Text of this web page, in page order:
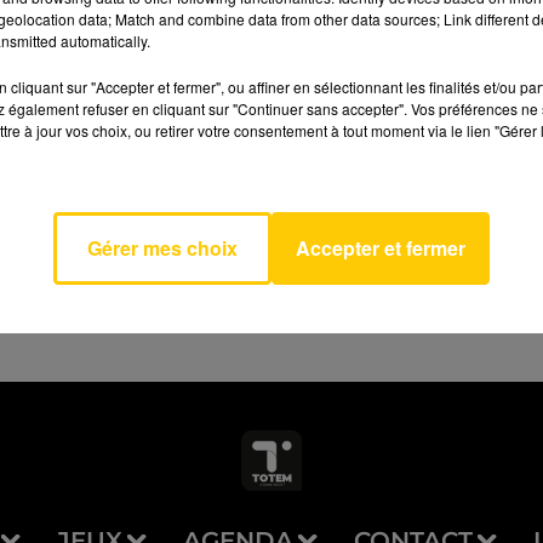
AVEYRON NORD
data; Match and combine data from other data sources; Link different
automatically.
cliquant sur "Accepter et fermer", ou affiner en sélectionnant les finalités et/ou
également refuser en cliquant sur "Continuer sans accepter". Vos préférences
à jour vos choix, ou retirer votre consentement à tout moment via le lien
Gérer mes choix Accepter et fermer